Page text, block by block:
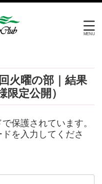
火曜の部｜結果
定公開）
保護されています。
を入力してくださ